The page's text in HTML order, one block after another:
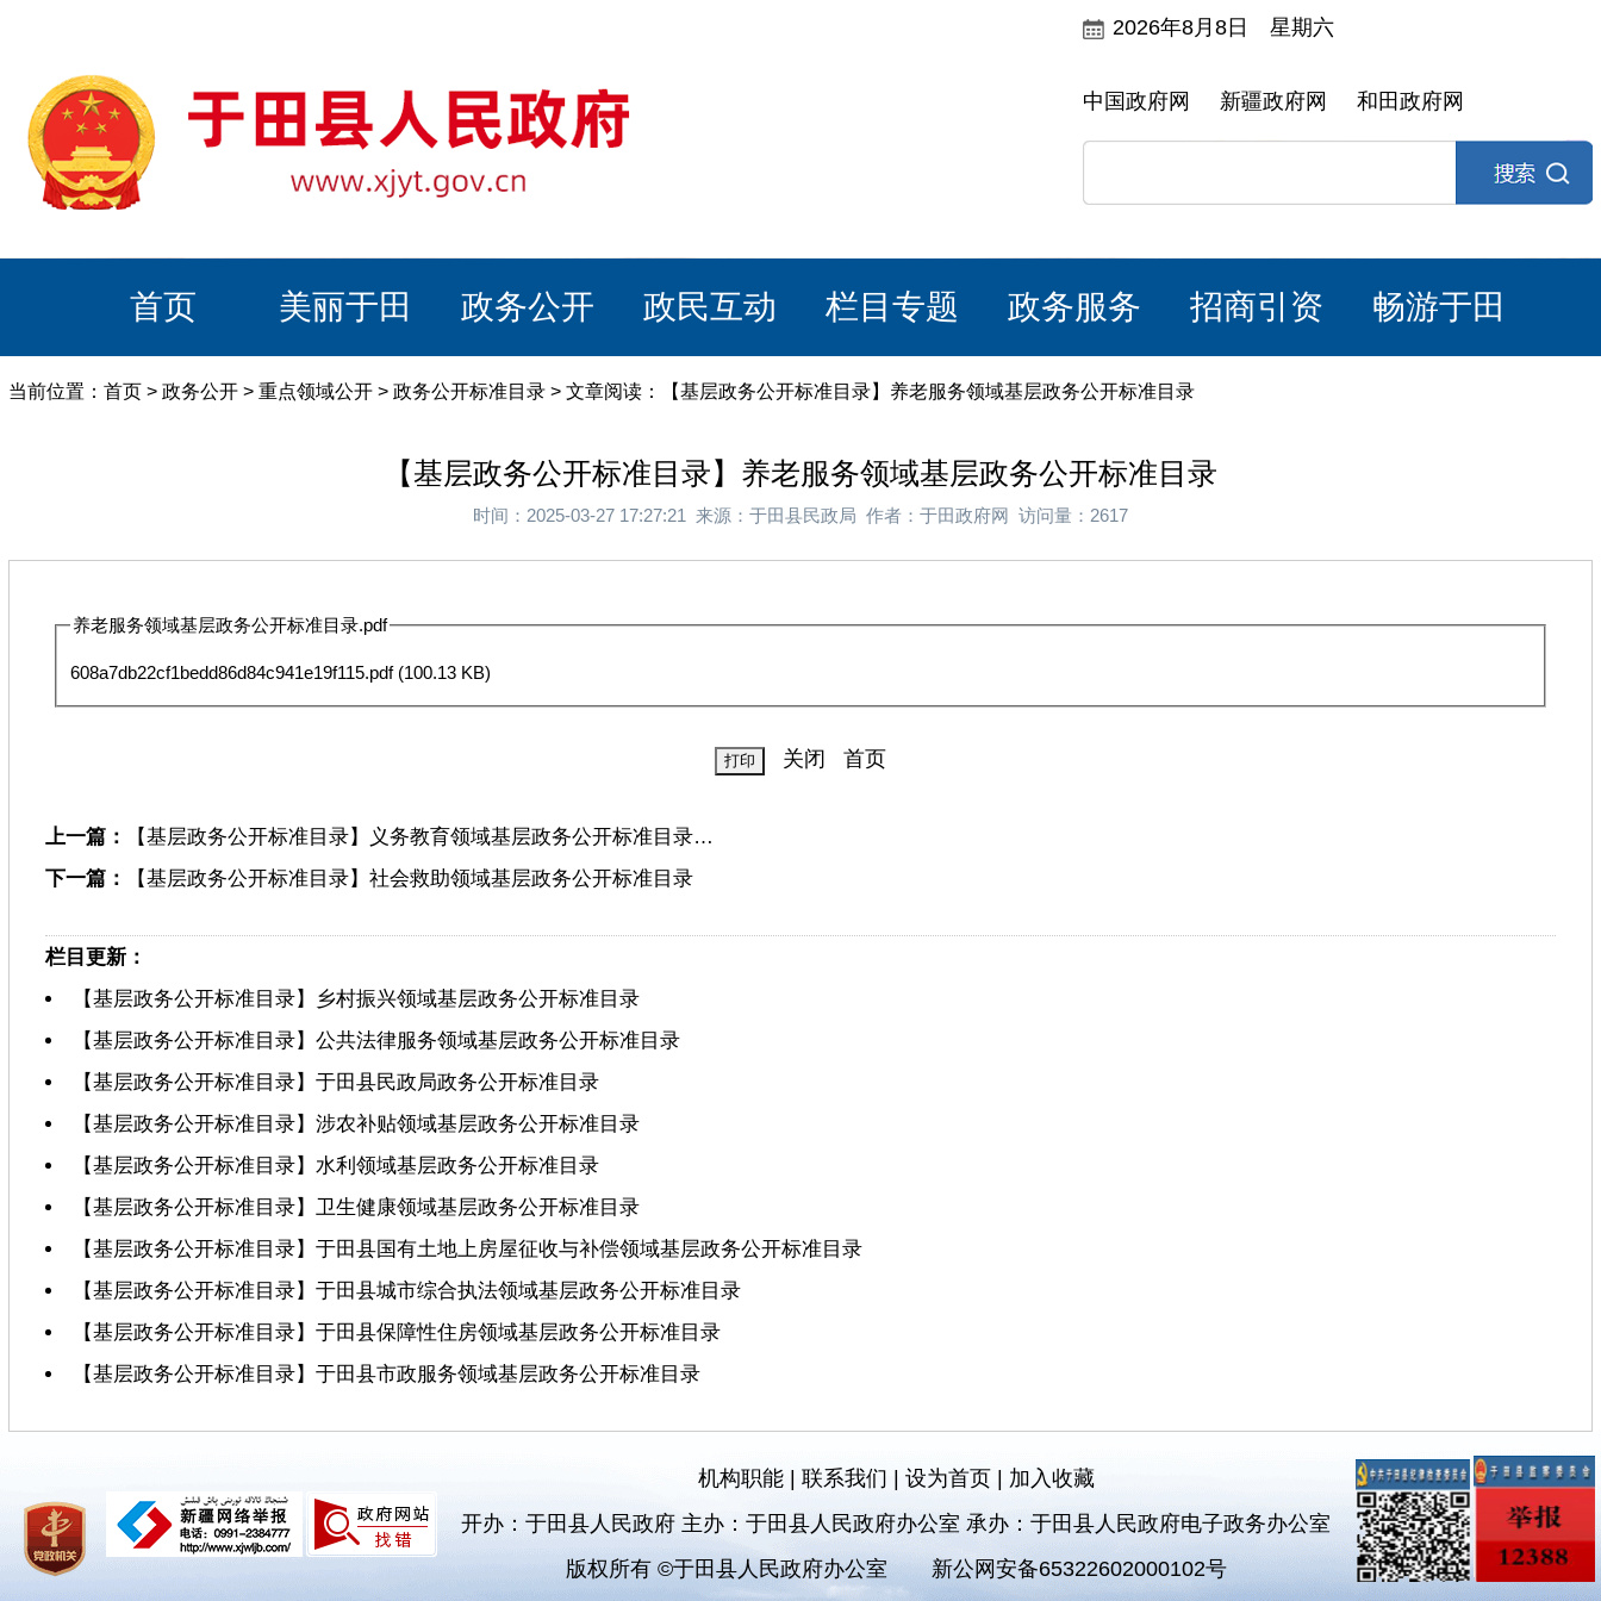
2026年8月8日 星期六
中国政府网 新疆政府网 和田政府网
首页 美丽于田 政务公开 政民互动 栏目专题 政务服务 招商引资 畅游于田
当前位置： 首页 > 政务公开 > 重点领域公开 > 政务公开标准目录 > 文章阅读：【基层政务公开标准目录】养老服务领域基层政务公开标准目录
【基层政务公开标准目录】养老服务领域基层政务公开标准目录
时间：2025-03-27 17:27:21 来源：于田县民政局 作者：于田政府网 访问量：2617
养老服务领域基层政务公开标准目录.pdf
608a7db22cf1bedd86d84c941e19f115.pdf(100.13 KB)
关闭 首页
上一篇：
【基层政务公开标准目录】义务教育领域基层政务公开标准目录…
下一篇：
【基层政务公开标准目录】社会救助领域基层政务公开标准目录
栏目更新：
【基层政务公开标准目录】乡村振兴领域基层政务公开标准目录
【基层政务公开标准目录】公共法律服务领域基层政务公开标准目录
【基层政务公开标准目录】于田县民政局政务公开标准目录
【基层政务公开标准目录】涉农补贴领域基层政务公开标准目录
【基层政务公开标准目录】水利领域基层政务公开标准目录
【基层政务公开标准目录】卫生健康领域基层政务公开标准目录
【基层政务公开标准目录】于田县国有土地上房屋征收与补偿领域基层政务公开标准目录
【基层政务公开标准目录】于田县城市综合执法领域基层政务公开标准目录
【基层政务公开标准目录】于田县保障性住房领域基层政务公开标准目录
【基层政务公开标准目录】于田县市政服务领域基层政务公开标准目录
机构职能| 联系我们 | 设为首页| 加入收藏
开办：于田县人民政府 主办：于田县人民政府办公室 承办：于田县人民政府电子政务办公室
版权所有 ©于田县人民政府办公室
新公网安备65322602000102号